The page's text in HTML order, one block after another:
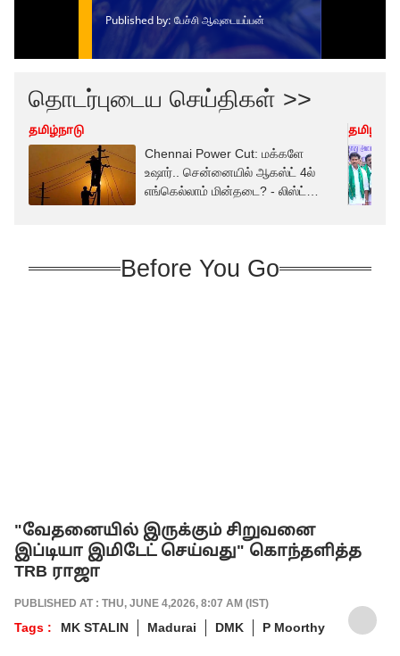
தொடர்புடைய செய்திகள் >>
தமிழ்நாடு
Chennai Power Cut: மக்களே
உஷார்.. சென்னையில் ஆகஸ்ட் 4ல்
எங்கெல்லாம் மின்தடை? - லிஸ்ட்
Before You Go
"வேதனையில் இருக்கும் சிறுவனை
இப்டியா இமிடேட் செய்வது" கொந்தளித்த
TRB ராஜா
PUBLISHED AT : THU, JUNE 4,2026, 8:07 AM (IST)
Tags : MK STALIN Madurai DMK P Moorthy